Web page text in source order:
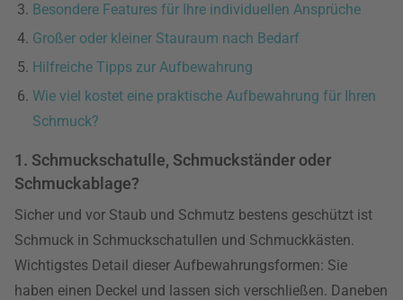
Besondere Features für Ihre individuellen Ansprüche
Großer oder kleiner Stauraum nach Bedarf
Hilfreiche Tipps zur Aufbewahrung
Wie viel kostet eine praktische Aufbewahrung für Ihren
Schmuck?
1. Schmuckschatulle, Schmuckständer oder
Schmuckablage?
Sicher und vor Staub und Schmutz bestens geschützt ist
Schmuck in Schmuckschatullen und Schmuckkästen.
Wichtigstes Detail dieser Aufbewahrungsformen: Sie
haben einen Deckel und lassen sich verschließen. Daneben